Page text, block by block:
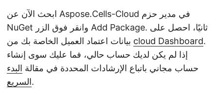
ابحث الآن عن Aspose.Cells-Cloud في مدير حزم
NuGet وانقر فوق الزر Add Package. ثانيًا، احصل على
cloud Dashboard.
إذا لم يكن لديك حساب حالي، فما عليك سوى إنشاء
حساب مجاني باتباع الإرشادات المحددة في مقالة البدء
السريع.